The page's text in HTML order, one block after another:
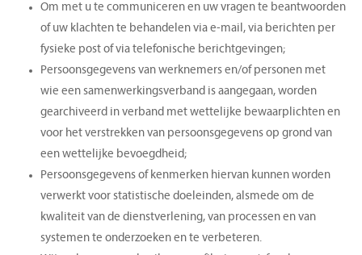
Om met u te communiceren en uw vragen te beantwoorden
of uw klachten te behandelen via e-mail, via berichten per
fysieke post of via telefonische berichtgevingen;
Persoonsgegevens van werknemers en/of personen met
wie een samenwerkingsverband is aangegaan, worden
gearchiveerd in verband met wettelijke bewaarplichten en
voor het verstrekken van persoonsgegevens op grond van
een wettelijke bevoegdheid;
Persoonsgegevens of kenmerken hiervan kunnen worden
verwerkt voor statistische doeleinden, alsmede om de
kwaliteit van de dienstverlening, van processen en van
systemen te onderzoeken en te verbeteren.